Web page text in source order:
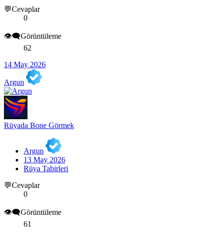
💬Cevaplar
0
👁️‍🗨️Görüntüleme
62
14 May 2026
Argun
Rüyada Bone Görmek
Argun
13 May 2026
Rüya Tabirleri
💬Cevaplar
0
👁️‍🗨️Görüntüleme
61